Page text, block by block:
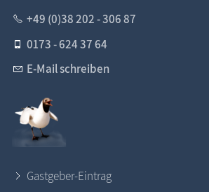
+49 (0)38 202 - 306 87
0173 - 624 37 64
E-Mail schreiben
Gastgeber-Eintrag